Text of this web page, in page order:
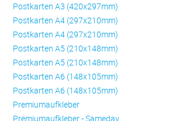
Postkarten A3 (420x297mm)
Postkarten A4 (297x210mm)
Postkarten A4 (297x210mm)
Postkarten A5 (210x148mm)
Postkarten A5 (210x148mm)
Postkarten A6 (148x105mm)
Postkarten A6 (148x105mm)
Premiumaufkleber
Premiumaufkleber - Sameday